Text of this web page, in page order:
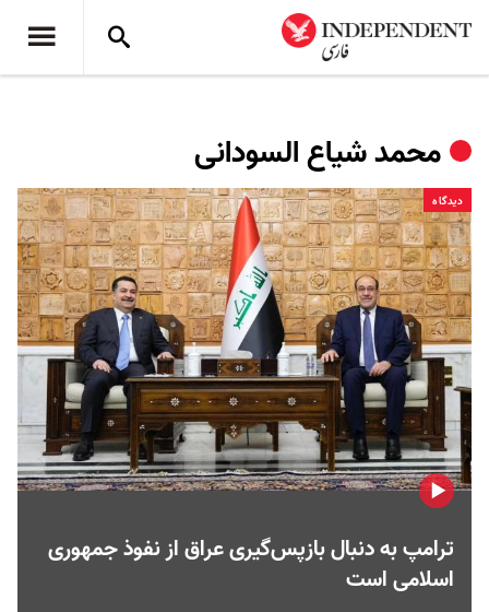
محمد شیاع السودانی
دیدگاه
ترامپ به دنبال بازپس‌گیری عراق از نفوذ جمهوری
اسلامی است